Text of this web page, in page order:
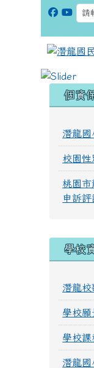
個資
潛龍
校園
桃園市
申訴
學校
潛龍校
學校願
學校
潛龍國